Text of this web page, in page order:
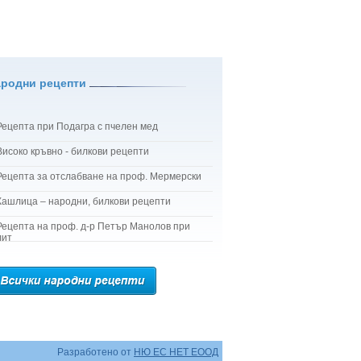
рецепти
при Подагра с пчелен мед
кръвно - билкови рецепти
за отслабване на проф. Мермерски
– народни, билкови рецепти
на проф. д-р Петър Манолов при
Разработено от НЮ ЕС НЕТ ЕООД